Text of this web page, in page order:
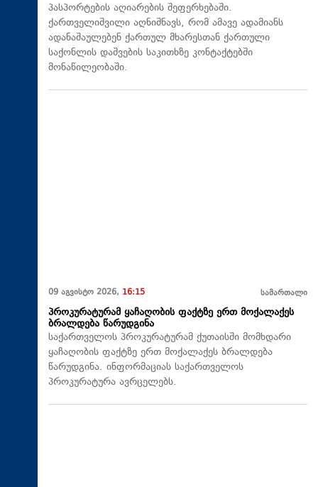
პასპორტების აღიარების შეფერხებაში.
ქართველიშვილი აღნიშნავს, რომ ამავე ადამიანს
ადანაშაულებენ ქართულ მხარესთან ქართული
საქონლის დაშვების საკითხზე კონტაქტებში
მონაწილეობაში.
09 აგვისტო 2026, 16:15 სამართალი
პროკურატურამ ყაჩაღობის ფაქტზე ერთ მოქალაქეს
ბრალდება წარუდგინა
საქართველოს პროკურატურამ ქუთაისში მომხდარი
ყაჩაღობის ფაქტზე ერთ მოქალაქეს ბრალდება
წარუდგინა. ინფორმაციას საქართველოს
პროკურატურა ავრცელებს.